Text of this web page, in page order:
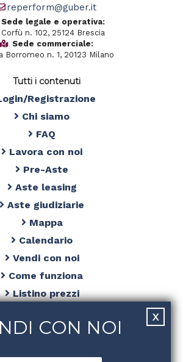
reperform@guber.it
Sede legale e operativa:
Corfù n. 102, 25124 Brescia
Sede commerciale:
Borromeo n. 1, 20123 Milano
Tutti i contenuti
Registrazione
Chi siamo
FAQ
Lavora con noi
Pre-Aste
Aste leasing
Aste giudiziarie
Mappa
Calendario
Vendi con noi
Come funziona
Listino prezzi
Cookies
CON NOI